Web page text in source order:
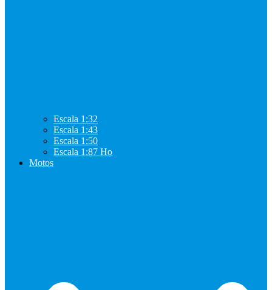
Escala 1:32
Escala 1:43
Escala 1:50
Escala 1:87 Ho
Motos